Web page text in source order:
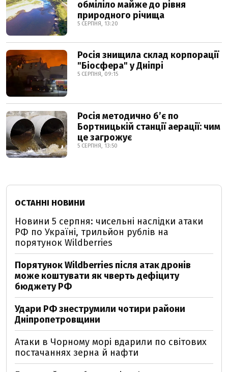
обміліло майже до рівня
природного річища
5 СЕРПНЯ, 13:20
Росія знищила склад корпорації
"Біосфера" у Дніпрі
5 СЕРПНЯ, 09:15
Росія методично б’є по
Бортницькій станції аерації: чим
це загрожує
5 СЕРПНЯ, 13:50
ОСТАННІ НОВИНИ
Новини 5 серпня: чисельні наслідки атаки
РФ по Україні, трильйон рублів на
порятунок Wildberries
Порятунок Wildberries після атак дронів
може коштувати як чверть дефіциту
бюджету РФ
Удари РФ знеструмили чотири райони
Дніпропетровщини
Атаки в Чорному морі вдарили по світових
постачаннях зерна й нафти